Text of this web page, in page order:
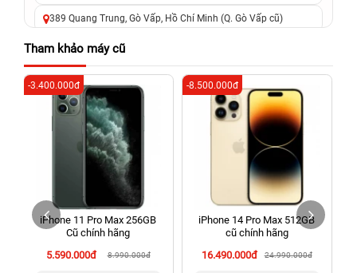
389 Quang Trung, Gò Vấp, Hồ Chí Minh (Q. Gò Vấp cũ)
625 - 625A Âu Cơ, Tân Phú, Hồ Chí Minh (Quận Tân Phú cũ)
326 Lê Văn Việt, Tăng Nhơn Phú, Hồ Chí Minh (Q.9 TP. Thủ
Đức cũ)
256 Võ Văn Ngân, Thủ Đức, Hồ Chí Minh (Bình Thọ, TP. Thủ
Đức Cũ)
70 Nguyễn An Ninh, Dĩ An, Hồ Chí Minh (Bình Dương Cũ)
24h Vũng Tàu: 162A Ba Cu, Vũng Tàu, Hồ Chí Minh (TP. Vũng
Tàu cũ)
198 Hoàng Văn Thụ, Tân Sơn Nhất, Hồ Chí Minh (Tân Bình
Tham khảo máy cũ
iPhone 11 Pro Max 256GB
Cũ chính hãng
5.590.000đ
8.990.000đ
-3.400.000đ
iPhone 14 Pro Max 512GB
cũ chính hãng
16.490.000đ
24.990.000đ
-8.500.000đ